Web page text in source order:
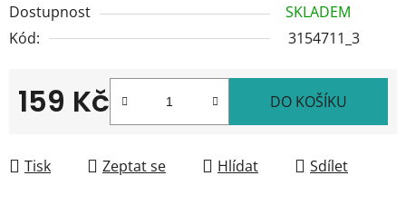
Dostupnost
SKLADEM
Kód:
3154711_3
159 Kč DO KOŠÍKU
Tisk Zeptat se Hlídat Sdílet